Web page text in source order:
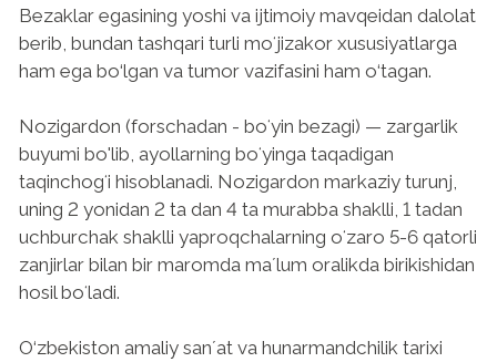
Bezaklar egasining yoshi va ijtimoiy mavqeidan dalolat
berib, bundan tashqari turli moʻjizakor xususiyatlarga
ham ega bo‘lgan va tumor vazifasini ham o‘tagan.
Nozigardon (forschadan - boʻyin bezagi) — zargarlik
buyumi bo'lib, ayollarning boʻyinga taqadigan
taqinchogʻi hisoblanadi. Nozigardon markaziy turunj,
uning 2 yonidan 2 ta dan 4 ta murabba shaklli, 1 tadan
uchburchak shaklli yaproqchalarning oʻzaro 5-6 qatorli
zanjirlar bilan bir maromda maʼlum oralikda birikishidan
hosil boʻladi.
O‘zbekiston amaliy sanʼat va hunarmandchilik tarixi